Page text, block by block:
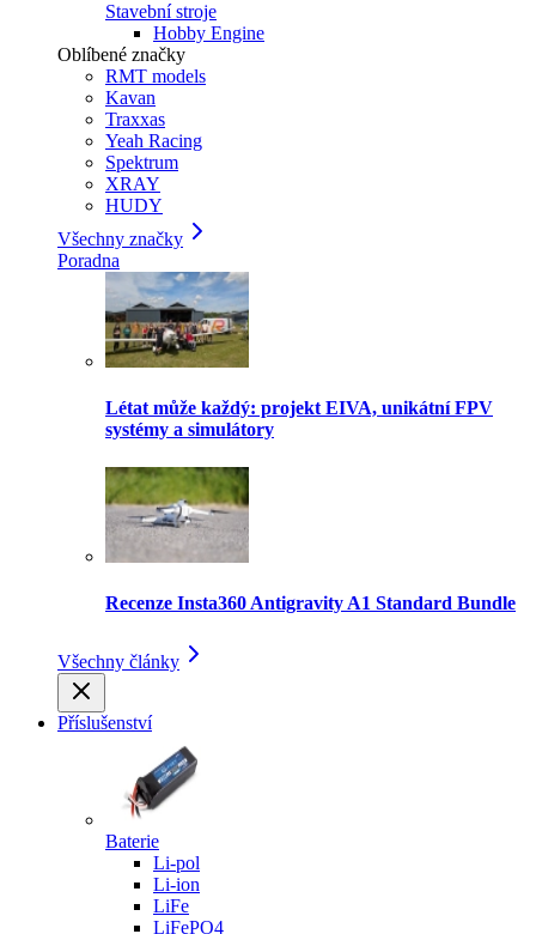
Stavební stroje
Hobby Engine
Oblíbené značky
RMT models
Kavan
Traxxas
Yeah Racing
Spektrum
XRAY
HUDY
Všechny značky
Poradna
Létat může každý: projekt EIVA, unikátní FPV
systémy a simulátory
Recenze Insta360 Antigravity A1 Standard Bundle
Všechny články
Příslušenství
Baterie
Li-pol
Li-ion
LiFe
LiFePO4